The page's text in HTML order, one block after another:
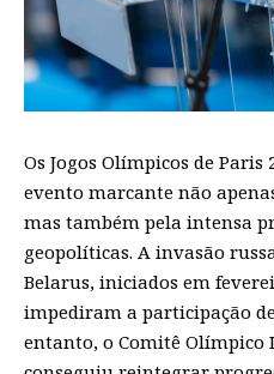
Os Jogos Olímpicos de
evento marcante não
mas também pela intensa
geopolíticas. A invasão
Belarus, iniciados em
impediram a participação
entanto, o Comitê Olímpico